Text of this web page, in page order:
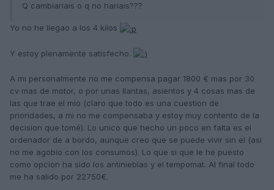
Q cambiariais o q no hariais???
Yo no he llegao a los 4 kilos
Y estoy plenamente satisfecho.
A mi personalmente no me compensa pagar 1800 € mas por 30
cv mas de motor, o por unas llantas, asientos y 4 cosas mas de
las que trae el mio (claro que todo es una cuestion de
prioridades, a mi no me compensaba y estoy muy contento de la
decision que tomé). Lo unico que hecho un poco en falta es el
ordenador de a bordo, aunque creo que se puede vivir sin el (asi
no me agobio con los consumos). Lo que si que le he puesto
como opcion ha sido los antinieblas y el tempomat. Al final todo
me ha salido por 22750€.